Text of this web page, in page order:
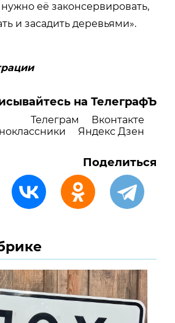
её законсервировать,
и засадить деревьями».
на ТелеграфЪ
Телеграм
Вконтакте
Яндекс Дзен
Поделиться